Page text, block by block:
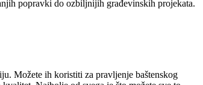
popravki do ozbiljnijih građevinskih projekata.
Možete ih koristiti za pravljenje baštenskog